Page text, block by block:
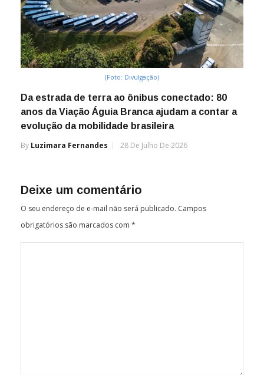
(Foto: Divulgação)
Da estrada de terra ao ônibus conectado: 80
anos da Viação Águia Branca ajudam a contar a
evolução da mobilidade brasileira
By Luzimara Fernandes 28 De Julho De 2026
Deixe um comentário
O seu endereço de e-mail não será publicado. Campos
obrigatórios são marcados com *